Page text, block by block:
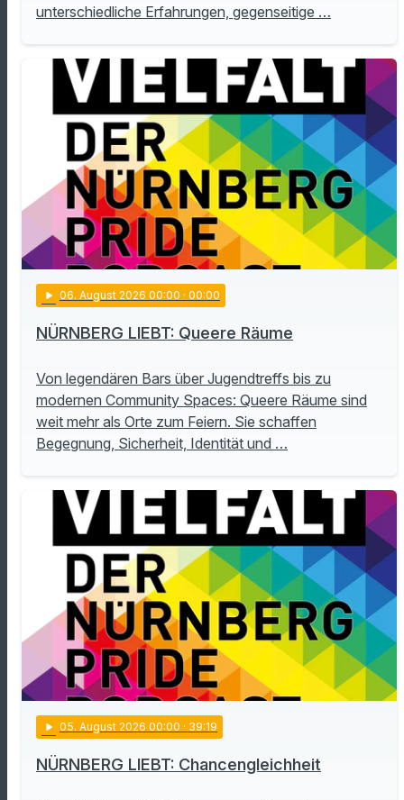
unterschiedliche Erfahrungen, gegenseitige …
play_arrow 06. August 2026 00:00 · 00:00
NÜRNBERG LIEBT: Queere Räume
Von legendären Bars über Jugendtreffs bis zu
modernen Community Spaces: Queere Räume sind
weit mehr als Orte zum Feiern. Sie schaffen
Begegnung, Sicherheit, Identität und …
play_arrow 05. August 2026 00:00 · 39:19
NÜRNBERG LIEBT: Chancengleichheit